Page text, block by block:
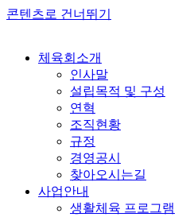
콘텐츠로 건너뛰기
체육회소개
인사말
설립목적 및 구성
연혁
조직현황
규정
경영공시
찾아오시는길
사업안내
생활체육 프로그램